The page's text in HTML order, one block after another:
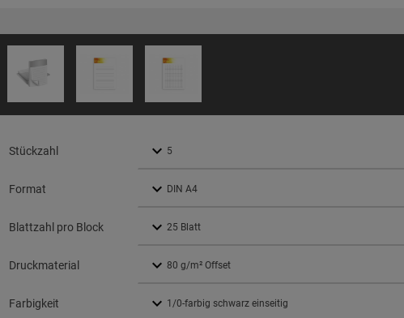
Stückzahl
Format
Blattzahl pro Block
Druckmaterial
Farbigkeit